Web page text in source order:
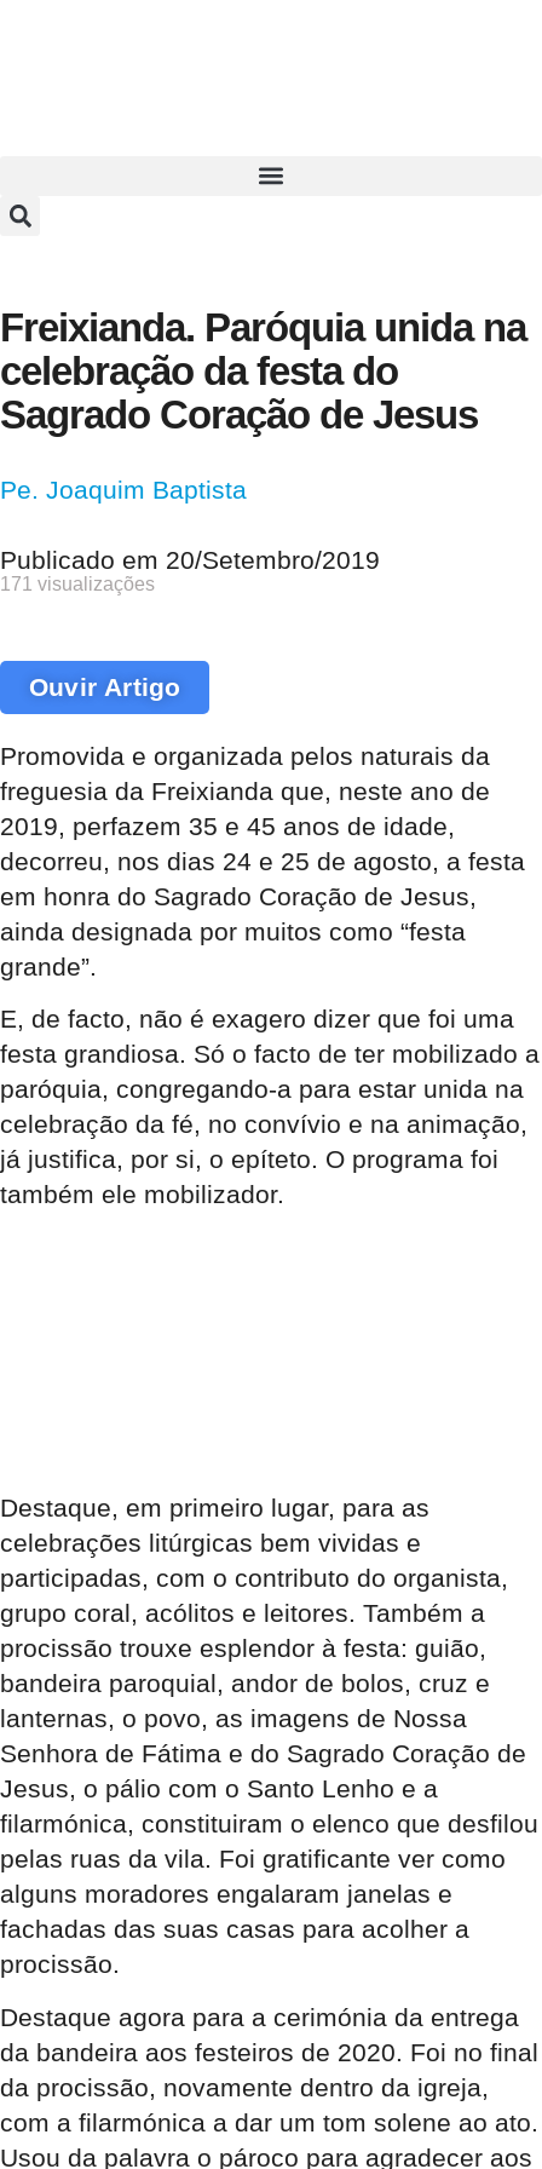
Freixianda. Paróquia unida na
celebração da festa do
Sagrado Coração de Jesus
Pe. Joaquim Baptista
Publicado em 20/Setembro/2019
171 visualizações
Ouvir Artigo
Promovida e organizada pelos naturais da
freguesia da Freixianda que, neste ano de
2019, perfazem 35 e 45 anos de idade,
decorreu, nos dias 24 e 25 de agosto, a festa
em honra do Sagrado Coração de Jesus,
ainda designada por muitos como “festa
grande”.
E, de facto, não é exagero dizer que foi uma
festa grandiosa. Só o facto de ter mobilizado a
paróquia, congregando-a para estar unida na
celebração da fé, no convívio e na animação,
já justifica, por si, o epíteto. O programa foi
também ele mobilizador.
Destaque, em primeiro lugar, para as
celebrações litúrgicas bem vividas e
participadas, com o contributo do organista,
grupo coral, acólitos e leitores. Também a
procissão trouxe esplendor à festa: guião,
bandeira paroquial, andor de bolos, cruz e
lanternas, o povo, as imagens de Nossa
Senhora de Fátima e do Sagrado Coração de
Jesus, o pálio com o Santo Lenho e a
filarmónica, constituiram o elenco que desfilou
pelas ruas da vila. Foi gratificante ver como
alguns moradores engalaram janelas e
fachadas das suas casas para acolher a
procissão.
Destaque agora para a cerimónia da entrega
da bandeira aos festeiros de 2020. Foi no final
da procissão, novamente dentro da igreja,
com a filarmónica a dar um tom solene ao ato.
Usou da palavra o pároco para agradecer aos